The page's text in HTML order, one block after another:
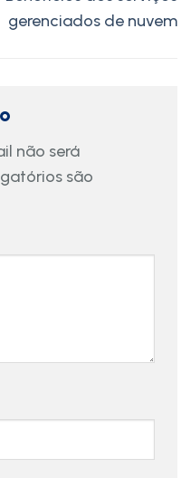
gerenciados de nuvem
não será
são